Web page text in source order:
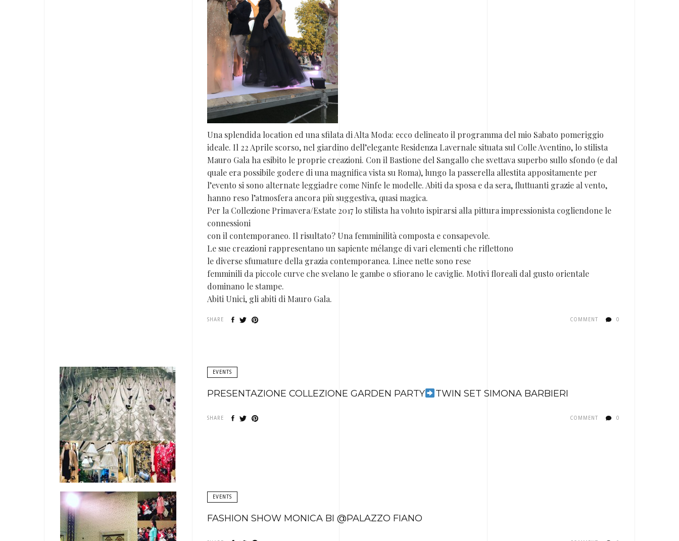
Una splendida location ed una sfilata di Alta Moda: ecco delineato il programma del mio Sabato pomeriggio
ideale. Il 22 Aprile scorso, nel giardino dell’elegante Residenza Lavernale situata sul Colle Aventino, lo stilista
Mauro Gala ha esibito le proprie creazioni. Con il Bastione del Sangallo che svettava superbo sullo sfondo (e dal
quale era possibile godere di una magnifica vista su Roma), lungo la passerella allestita appositamente per
l’evento si sono alternate leggiadre come Ninfe le modelle. Abiti da sposa e da sera, fluttuanti grazie al vento,
hanno reso l’atmosfera ancora più suggestiva, quasi magica.
Per la Collezione Primavera/Estate 2017 lo stilista ha voluto ispirarsi alla pittura impressionista cogliendone le
connessioni
con il contemporaneo. Il risultato? Una femminilità composta e consapevole.
Le sue creazioni rappresentano un sapiente mélange di vari elementi che riflettono
le diverse sfumature della grazia contemporanea. Linee nette sono rese
femminili da piccole curve che svelano le gambe o sfiorano le caviglie. Motivi floreali dal gusto orientale
dominano le stampe.
Abiti Unici, gli abiti di Mauro Gala.
SHARE COMMENT 0
EVENTS
PRESENTAZIONE COLLEZIONE GARDEN PARTY TWIN SET SIMONA BARBIERI
SHARE COMMENT 0
EVENTS
FASHION SHOW MONICA BI @PALAZZO FIANO